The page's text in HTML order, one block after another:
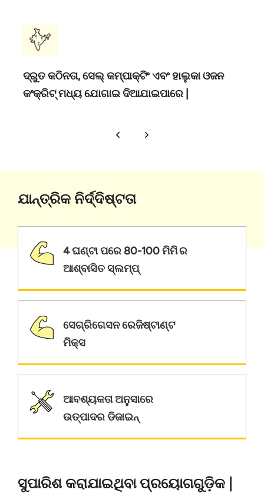
ଦ୍ରୁତ କଠିନତା, ସେଲ୍ କମ୍ପାକ୍ଟିଂ ଏବଂ ହାଲୁକା ଓଜନ
କଂକ୍ରିଟ୍ ମଧ୍ୟ ଯୋଗାଇ ଦିଆଯାଇପାରେ |
ଯାନ୍ତ୍ରିକ ନିର୍ଦ୍ଦିଷ୍ଟତା
4 ଘଣ୍ଟା ପରେ 80-100 ମିମି ର
ଆଶ୍ବାସିତ ସ୍ଲମ୍ପ୍
ସେଗ୍ରିଗେସନ ରେଜିଷ୍ଟାଣ୍ଟ
ମିକ୍ସ
ଆବଶ୍ୟକତା ଅନୁସାରେ
ଉତ୍ପାଦର ଡିଜାଇନ୍
ସୁପାରିଶ କରାଯାଇଥିବା ପ୍ରୟୋଗଗୁଡ଼ିକ |